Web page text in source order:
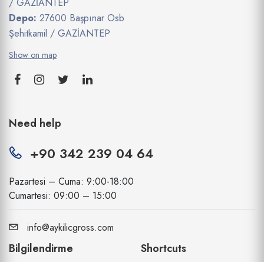
Depo: 27600 Başpınar Osb
Şehitkamil / GAZİANTEP
Show on map
Need help
+90 342 239 04 64
Pazartesi – Cuma: 9:00-18:00
Cumartesi: 09:00 – 15:00
info@aykilicgross.com
Bilgilendirme Shortcuts